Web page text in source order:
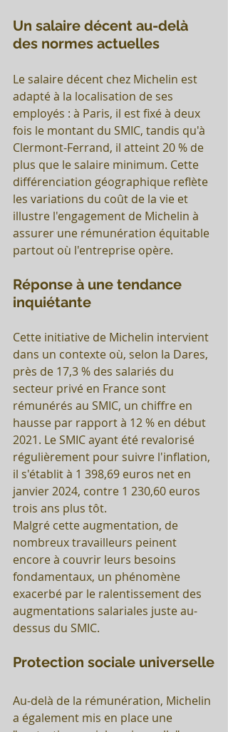
Un salaire décent au-delà
des normes actuelles
Le salaire décent chez Michelin est
adapté à la localisation de ses
employés : à Paris, il est fixé à deux
fois le montant du SMIC, tandis qu'à
Clermont-Ferrand, il atteint 20 % de
plus que le salaire minimum. Cette
différenciation géographique reflète
les variations du coût de la vie et
illustre l'engagement de Michelin à
assurer une rémunération équitable
partout où l'entreprise opère.
Réponse à une tendance
inquiétante
Cette initiative de Michelin intervient
dans un contexte où, selon la Dares,
près de 17,3 % des salariés du
secteur privé en France sont
rémunérés au SMIC, un chiffre en
hausse par rapport à 12 % en début
2021. Le SMIC ayant été revalorisé
régulièrement pour suivre l'inflation,
il s'établit à 1 398,69 euros net en
janvier 2024, contre 1 230,60 euros
trois ans plus tôt.
Malgré cette augmentation, de
nombreux travailleurs peinent
encore à couvrir leurs besoins
fondamentaux, un phénomène
exacerbé par le ralentissement des
augmentations salariales juste au-
dessus du SMIC.
Protection sociale universelle
Au-delà de la rémunération, Michelin
a également mis en place une